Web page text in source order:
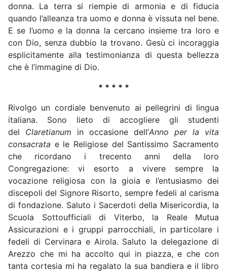
donna. La terra si riempie di armonia e di fiducia
quando l’alleanza tra uomo e donna è vissuta nel bene.
E se l’uomo e la donna la cercano insieme tra loro e
con Dio, senza dubbio la trovano. Gesù ci incoraggia
esplicitamente alla testimonianza di questa bellezza
che è l’immagine di Dio.
* * * * *
Rivolgo un cordiale benvenuto ai pellegrini di lingua
italiana. Sono lieto di accogliere gli studenti
del Claretianum in occasione dell’Anno per la vita
consacrata e le Religiose del Santissimo Sacramento
che ricordano i trecento anni della loro
Congregazione: vi esorto a vivere sempre la
vocazione religiosa con la gioia e l’entusiasmo dei
discepoli del Signore Risorto, sempre fedeli al carisma
di fondazione. Saluto i Sacerdoti della Misericordia, la
Scuola Sottoufficiali di Viterbo, la Reale Mutua
Assicurazioni e i gruppi parrocchiali, in particolare i
fedeli di Cervinara e Airola. Saluto la delegazione di
Arezzo che mi ha accolto qui in piazza, e che con
tanta cortesia mi ha regalato la sua bandiera e il libro